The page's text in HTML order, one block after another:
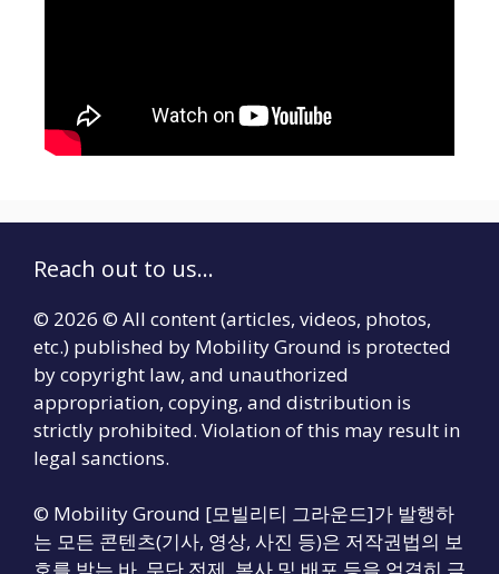
Reach out to us...
© 2026 © All content (articles, videos, photos,
etc.) published by Mobility Ground is protected
by copyright law, and unauthorized
appropriation, copying, and distribution is
strictly prohibited. Violation of this may result in
legal sanctions.
© Mobility Ground [모빌리티 그라운드]가 발행하
는 모든 콘텐츠(기사, 영상, 사진 등)은 저작권법의 보